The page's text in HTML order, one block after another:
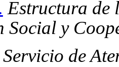
Estructura de
Social y
Servicio de